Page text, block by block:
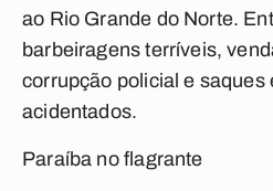
ao Rio Grande do Norte.
barbeiragens terríveis,
corrupção policial e saques
acidentados.
Paraíba no flagrante